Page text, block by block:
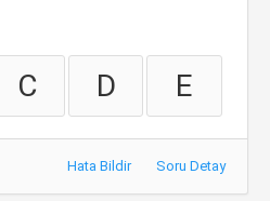
C D E
Hata Bildir Soru Detay